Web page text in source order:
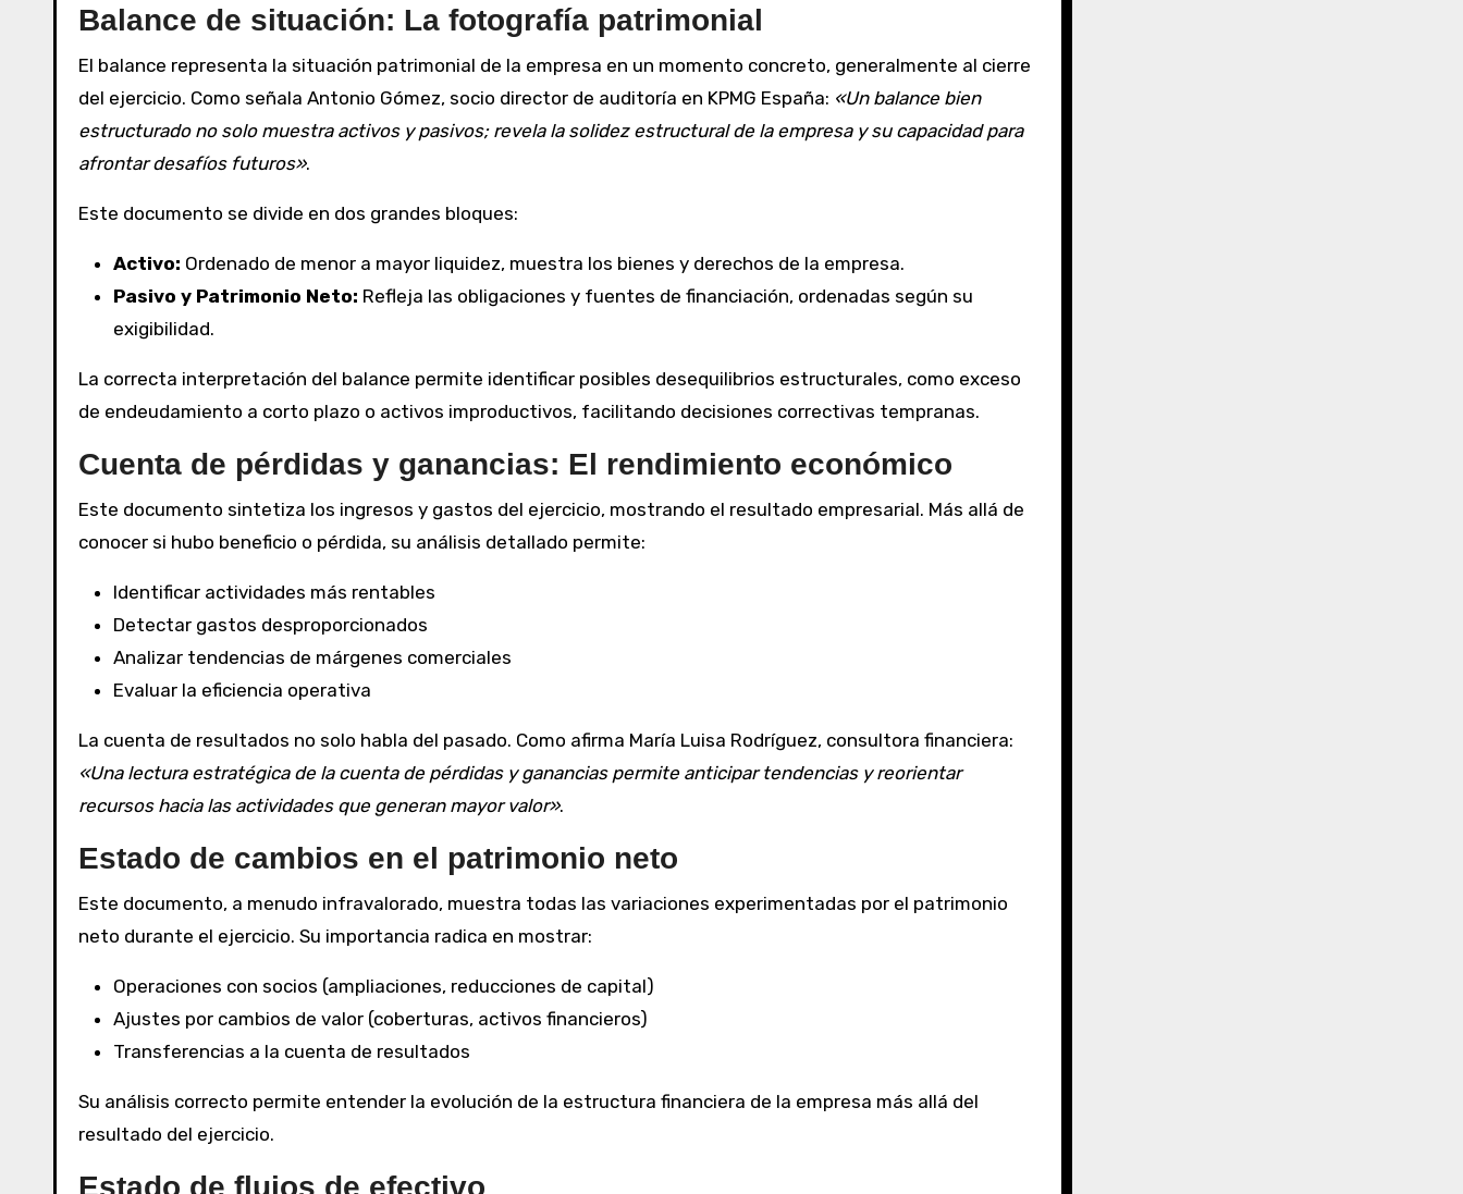
Balance de situación: La fotografía patrimonial
El balance representa la situación patrimonial de la empresa en un momento concreto, generalmente al cierre
del ejercicio. Como señala Antonio Gómez, socio director de auditoría en KPMG España: «Un balance bien
estructurado no solo muestra activos y pasivos; revela la solidez estructural de la empresa y su capacidad para
afrontar desafíos futuros».
Este documento se divide en dos grandes bloques:
Activo: Ordenado de menor a mayor liquidez, muestra los bienes y derechos de la empresa.
Pasivo y Patrimonio Neto: Refleja las obligaciones y fuentes de financiación, ordenadas según su
exigibilidad.
La correcta interpretación del balance permite identificar posibles desequilibrios estructurales, como exceso
de endeudamiento a corto plazo o activos improductivos, facilitando decisiones correctivas tempranas.
Cuenta de pérdidas y ganancias: El rendimiento económico
Este documento sintetiza los ingresos y gastos del ejercicio, mostrando el resultado empresarial. Más allá de
conocer si hubo beneficio o pérdida, su análisis detallado permite:
Identificar actividades más rentables
Detectar gastos desproporcionados
Analizar tendencias de márgenes comerciales
Evaluar la eficiencia operativa
La cuenta de resultados no solo habla del pasado. Como afirma María Luisa Rodríguez, consultora financiera:
«Una lectura estratégica de la cuenta de pérdidas y ganancias permite anticipar tendencias y reorientar
recursos hacia las actividades que generan mayor valor».
Estado de cambios en el patrimonio neto
Este documento, a menudo infravalorado, muestra todas las variaciones experimentadas por el patrimonio
neto durante el ejercicio. Su importancia radica en mostrar:
Operaciones con socios (ampliaciones, reducciones de capital)
Ajustes por cambios de valor (coberturas, activos financieros)
Transferencias a la cuenta de resultados
Su análisis correcto permite entender la evolución de la estructura financiera de la empresa más allá del
resultado del ejercicio.
Estado de flujos de efectivo